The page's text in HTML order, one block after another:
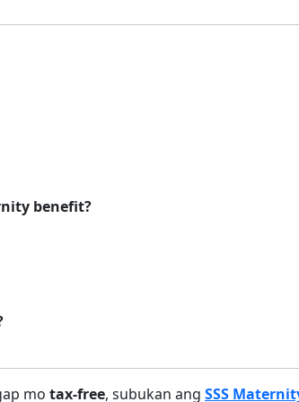
benefit?
mo tax-free, subukan ang SSS